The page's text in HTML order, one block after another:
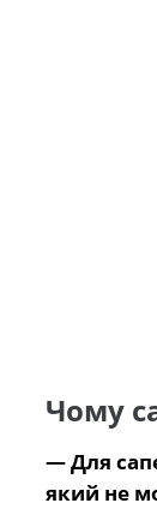
Чому
— Для
який не